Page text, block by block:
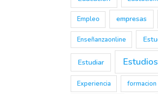
Empleo empresas
Enseñanzaonline
Estudiar Estudios
Experiencia formacion